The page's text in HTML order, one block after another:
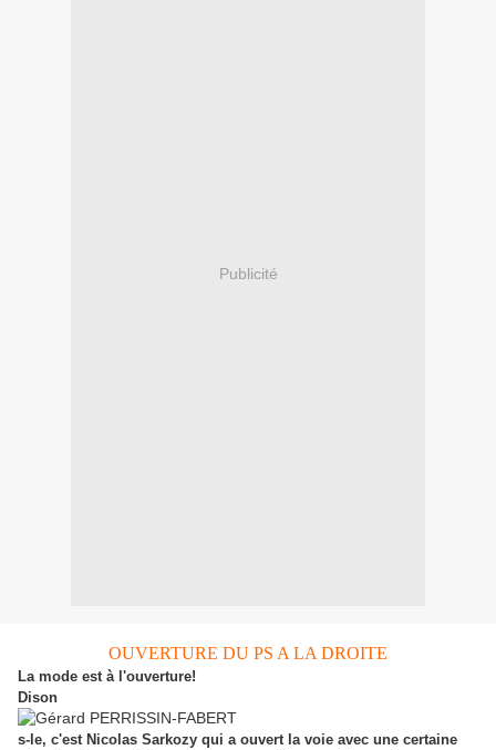
Publicité
OUVERTURE DU PS A LA DROITE
La mode est à l'ouverture!
Dison
s-le, c'est Nicolas Sarkozy qui a ouvert la voie avec une certaine